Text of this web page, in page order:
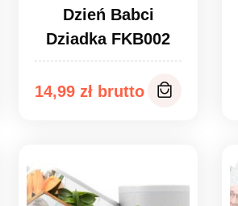
Dzień Babci
Dziadka FKB002
14,99 zł